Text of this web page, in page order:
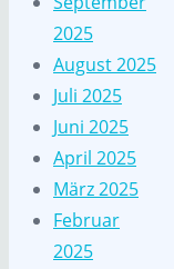
2025
August 2025
Juli 2025
Juni 2025
April 2025
März 2025
Februar
2025